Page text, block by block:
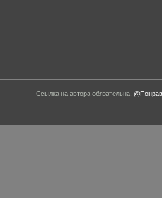
Ссылка на автора обязательна.